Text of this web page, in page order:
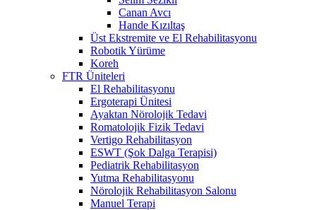
Canan Avcı
Hande Kızıltaş
Üst Ekstremite ve El Rehabilitasyonu
Robotik Yürüme
Koreh
FTR Üniteleri
El Rehabilitasyonu
Ergoterapi Ünitesi
Ayaktan Nörolojik Tedavi
Romatolojik Fizik Tedavi
Vertigo Rehabilitasyon
ESWT (Şok Dalga Terapisi)
Pediatrik Rehabilitasyon
Yutma Rehabilitasyonu
Nörolojik Rehabilitasyon Salonu
Manuel Terapi